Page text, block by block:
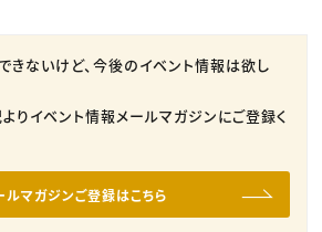
きないけど、今後のイベント情報は欲し
りイベント情報メールマガジンにご登録く
ルマガジンご登録はこちら